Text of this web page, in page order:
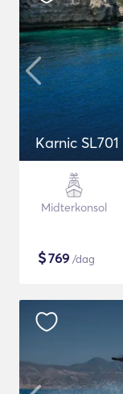
Karnic SL701
Midterkonsol
$769 /dag